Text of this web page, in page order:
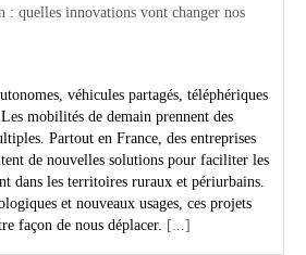
: quelles innovations vont changer nos
véhicules partagés, téléphériques
mobilités de demain prennent des
Partout en France, des entreprises
de nouvelles solutions pour faciliter les
dans les territoires ruraux et périurbains.
et nouveaux usages, ces projets
façon de nous déplacer. [...]